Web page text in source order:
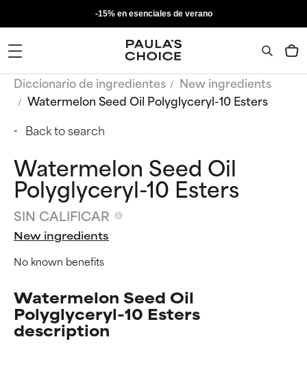
-15% en esenciales de verano
Diccionario de ingredientes
New ingredients
Watermelon Seed Oil Polyglyceryl-10 Esters
Back to search
Watermelon Seed Oil
Polyglyceryl-10 Esters
SIN CALIFICAR
New ingredients
No known benefits
Watermelon Seed Oil
Polyglyceryl-10 Esters
description